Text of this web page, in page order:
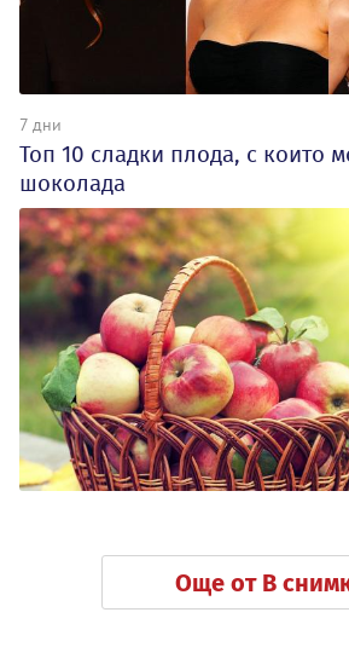
7 дни
Топ 10 сладки плода, с които
шоколада
Още от В